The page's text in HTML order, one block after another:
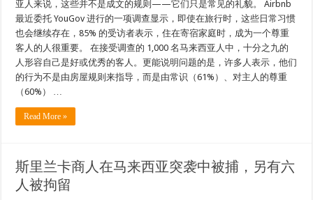
亚人来说，这些并不是成文的规则——它们只是常见的礼貌。 Airbnb
最近委托 YouGov 进行的一项调查显示，即使在旅行时，这些日常习惯
也会继续存在，85% 的受访者表示，住在寄宿家庭时，成为一个尊重
客人的人很重要。 在接受调查的 1,000 名马来西亚人中，十分之九的
人形容自己是好或优秀的客人。更能说明问题的是，许多人表示，他们
的行为不是由房屋规则来指导，而是由常识（61%）、对主人的尊重
（60%） …
Read More »
斯里兰卡商人在马来西亚突袭中被捕，另有六
人被拘留